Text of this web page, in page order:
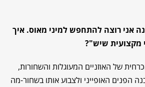
אני רוצה להתחפש למיני מאוס. איך
מקצועית שיש"?
של האוזניים המעוגלות והשחורות,
הפנים האופייני ולצבוע אותו בשחור-מה